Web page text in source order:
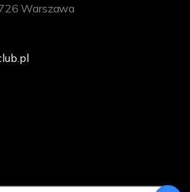
Warszawa